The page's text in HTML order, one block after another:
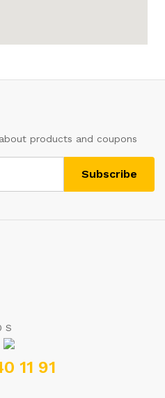
products and coupons
S
11 91